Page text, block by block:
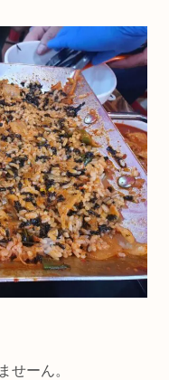
せーん。